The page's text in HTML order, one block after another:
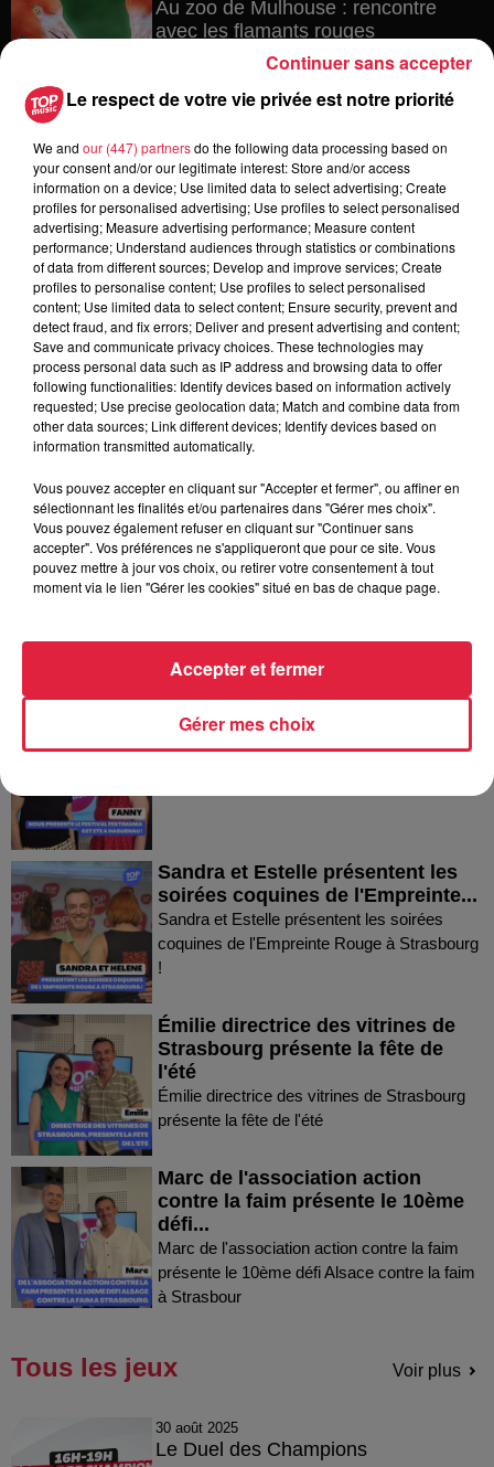
Au zoo de Mulhouse : rencontre
avec les flamants rouges
Les dernières infos sur la venue du
pape à Metz en septembre
5 août 2026
Europa-Park : des précisons sur
l’après Euro-Mir
Dans la même série
Thierry du Domaine Wunsch et
Mann à Wettolsheim !
Wettolsheim !
Fanny nous présente le festival
Sandra et Estelle présentent les
soirées coquines de l'Empreinte...
Sandra et Estelle présentent les soirées
coquines de l'Empreinte Rouge à Strasbourg
!
Émilie directrice des vitrines de
Strasbourg présente la fête de
l'été
Émilie directrice des vitrines de Strasbourg
présente la fête de l'été
Marc de l'association action
contre la faim présente le 10ème
défi...
Marc de l'association action contre la faim
présente le 10ème défi Alsace contre la faim
à Strasbour
Tous les jeux Voir plus
30 août 2025
Le Duel des Champions
Le respect de votre vie privée est notre priorité
We and our (447) partnersdo the following data processing based on
your consent and/or our legitimate interest: Store and/or access
information on a device; Use limited data to select advertising; Create
profiles for personalised advertising; Use profiles to select personalised
advertising; Measure advertising performance; Measure content
performance; Understand audiences through statistics or combinations
of data from different sources; Develop and improve services; Create
profiles to personalise content; Use profiles to select personalised
content; Use limited data to select content; Ensure security, prevent and
detect fraud, and fix errors; Deliver and present advertising and content;
Save and communicate privacy choices. These technologies may
process personal data such as IP address and browsing data to offer
following functionalities: Identify devices based on information actively
requested; Use precise geolocation data; Match and combine data from
other data sources; Link different devices; Identify devices based on
information transmitted automatically.
Vous pouvez accepter en cliquant sur "Accepter et fermer", ou affiner en
sélectionnant les finalités et/ou partenaires dans "Gérer mes choix".
Vous pouvez également refuser en cliquant sur "Continuer sans
accepter". Vos préférences ne s'appliqueront que pour ce site. Vous
pouvez mettre à jour vos choix, ou retirer votre consentement à tout
moment via le lien "Gérer les cookies" situé en bas de chaque page.
Gérer mes choix
Accepter et fermer
Continuer sans accepter